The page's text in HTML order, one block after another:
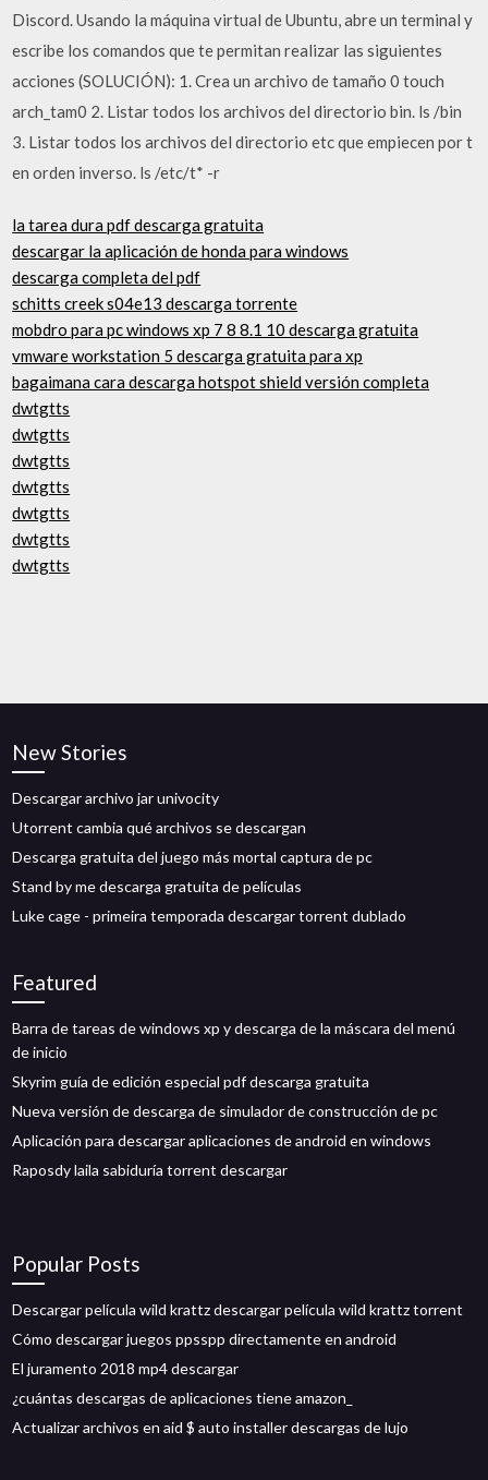
Discord. Usando la máquina virtual de Ubuntu, abre un terminal y
escribe los comandos que te permitan realizar las siguientes
acciones (SOLUCIÓN): 1. Crea un archivo de tamaño 0 touch
arch_tam0 2. Listar todos los archivos del directorio bin. ls /bin
3. Listar todos los archivos del directorio etc que empiecen por t
en orden inverso. ls /etc/t* -r
la tarea dura pdf descarga gratuita
descargar la aplicación de honda para windows
descarga completa del pdf
schitts creek s04e13 descarga torrente
mobdro para pc windows xp 7 8 8.1 10 descarga gratuita
vmware workstation 5 descarga gratuita para xp
bagaimana cara descarga hotspot shield versión completa
dwtgtts
dwtgtts
dwtgtts
dwtgtts
dwtgtts
dwtgtts
dwtgtts
New Stories
Descargar archivo jar univocity
Utorrent cambia qué archivos se descargan
Descarga gratuita del juego más mortal captura de pc
Stand by me descarga gratuita de películas
Luke cage - primeira temporada descargar torrent dublado
Featured
Barra de tareas de windows xp y descarga de la máscara del menú
de inicio
Skyrim guía de edición especial pdf descarga gratuita
Nueva versión de descarga de simulador de construcción de pc
Aplicación para descargar aplicaciones de android en windows
Raposdy laila sabiduría torrent descargar
Popular Posts
Descargar película wild krattz descargar película wild krattz torrent
Cómo descargar juegos ppsspp directamente en android
El juramento 2018 mp4 descargar
¿cuántas descargas de aplicaciones tiene amazon_
Actualizar archivos en aid $ auto installer descargas de lujo